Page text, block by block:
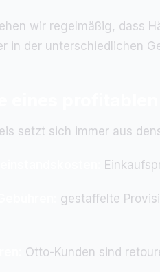
wir regelmäßig, dass
in der unterschiedlichen
setzt sich immer aus
gestaffelte
Otto-Kunden sind